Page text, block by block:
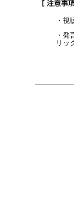
・
・
リッ